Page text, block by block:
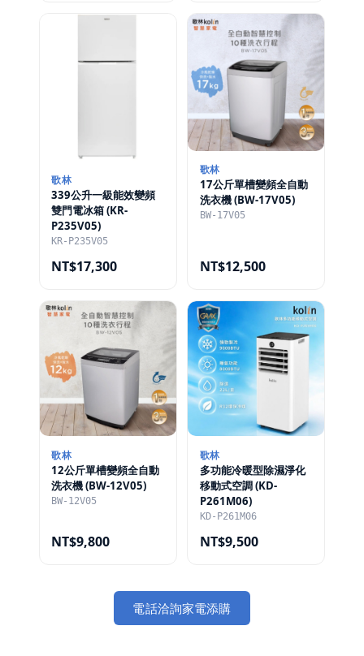
歌林
339公升一級能效變頻
雙門電冰箱 (KR-
P235V05)
KR-P235V05
NT$17,300
歌林
17公斤單槽變頻全自動
洗衣機 (BW-17V05)
BW-17V05
NT$12,500
歌林
12公斤單槽變頻全自動
洗衣機 (BW-12V05)
BW-12V05
NT$9,800
歌林
多功能冷暖型除濕淨化
移動式空調 (KD-
P261M06)
KD-P261M06
NT$9,500
電話洽詢家電添購